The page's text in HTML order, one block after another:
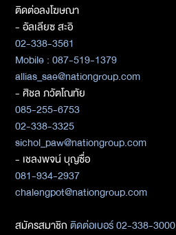
ติดต่อลงโฆษณา
- อัลเลียซ สะอิ
02-338-3561
Mobile : 087-519-1379
allias_sae@nationgroup.com
- ศิชล ภวัตโณทัย
085-255-6753
02-338-3325
sichol_paw@nationgroup.com
- เชลงพจน์ บุญซื่อ
081-934-2937
chalengpot@nationgroup.com
สมัครสมาชิกติดต่อเบอร์ 02-338-3000